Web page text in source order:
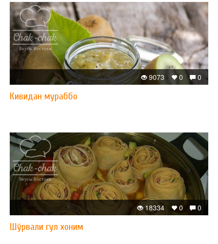
0
0
9073
Кивидан мураббо
0
0
18334
Шўрвали гул хоним